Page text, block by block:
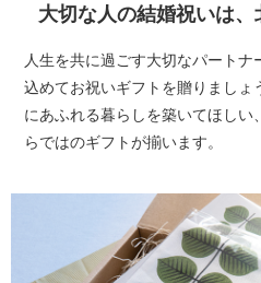
大切な人の結婚祝いは
人生を共に過ごす大切なパート
込めてお祝いギフトを贈りましょ
にあふれる暮らしを築いてほしい
らではのギフトが揃います。